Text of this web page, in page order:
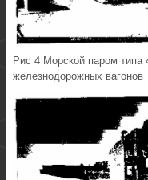
Рис 4 Морской паром типа
железнодорожных вагонов